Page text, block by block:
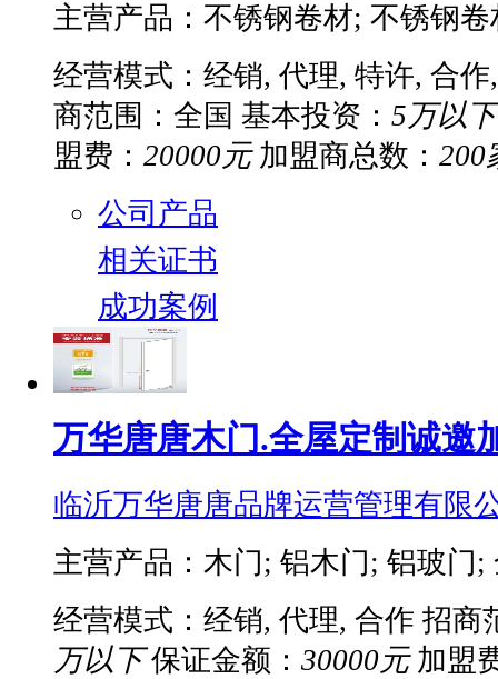
主营产品：不锈钢卷材; 不锈钢
经营模式：经销, 代理, 特许, 合
商范围：全国 基本投资： 5万以下
盟费： 20000元 加盟商总数： 200
公司产品
相关证书
成功案例
万华唐唐木门.全屋定制诚邀
临沂万华唐唐品牌运营管理有限
主营产品：木门; 铝木门; 铝玻门;
经营模式：经销, 代理, 合作 招商
万以下 保证金额： 30000元 加盟